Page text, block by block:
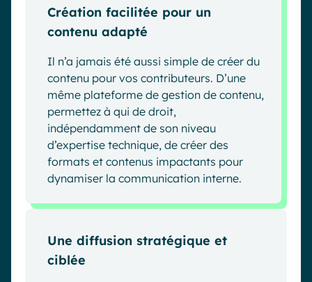
Création facilitée pour un
contenu adapté
Il n’a jamais été aussi simple de créer du
contenu pour vos contributeurs. D’une
même plateforme de gestion de contenu,
permettez à qui de droit,
indépendamment de son niveau
d’expertise technique, de créer des
formats et contenus impactants pour
dynamiser la communication interne.
Une diffusion stratégique et
ciblée